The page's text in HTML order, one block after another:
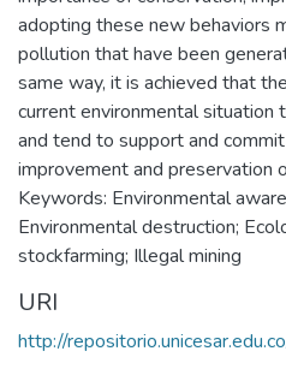
adopting these new behaviors
pollution that have been
same way, it is achieved that
current environmental situation
and tend to support and
improvement and preservation
Keywords: Environmental
Environmental destruction;
stockfarming; Illegal mining
URI
http://